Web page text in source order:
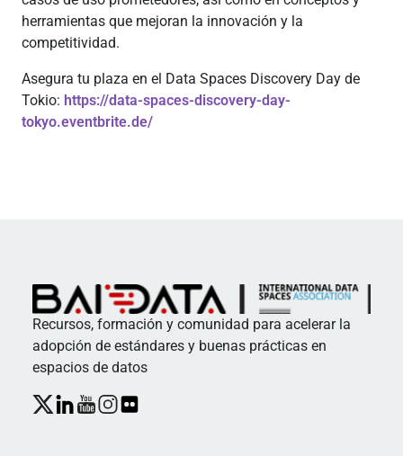
herramientas que mejoran la innovación y la
competitividad.
Asegura tu plaza en el Data Spaces Discovery Day de
Tokio: https://data-spaces-discovery-day-
tokyo.eventbrite.de/
Recursos, formación y comunidad para acelerar la
adopción de estándares y buenas prácticas en
espacios de datos